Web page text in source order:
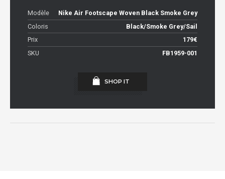
Modèle
Nike Air Footscape Woven Black Smoke Grey
Coloris
Black/Smoke Grey/Sail
Prix
179€
SKU
FB1959-001
SHOP IT